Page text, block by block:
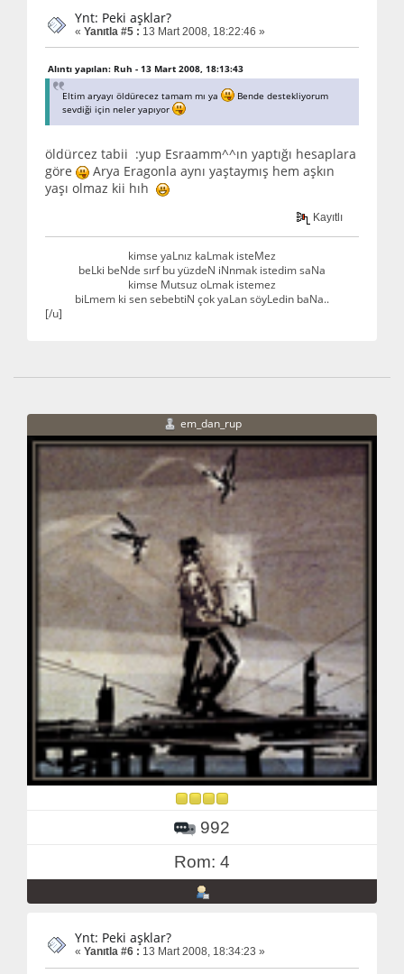
Ynt: Peki aşklar?
« Yanıtla #5 : 13 Mart 2008, 18:22:46 »
Alıntı yapılan: Ruh - 13 Mart 2008, 18:13:43
Eltim aryayı öldürecez tamam mı ya
Bende destekliyorum
sevdiği için neler yapıyor
öldürcez tabii :yup Esraamm^^ın yaptığı hesaplara
göre
Arya Eragonla aynı yaştaymış hem aşkın
yaşı olmaz kii hıh
Kayıtlı
kimse yaLnız kaLmak isteMez
beLki beNde sırf bu yüzdeN iNnmak istedim saNa
kimse Mutsuz oLmak istemez
biLmem ki sen sebebtiN çok yaLan söyLedin baNa..
[/u]
em_dan_rup
992
Rom: 4
Ynt: Peki aşklar?
« Yanıtla #6 : 13 Mart 2008, 18:34:23 »